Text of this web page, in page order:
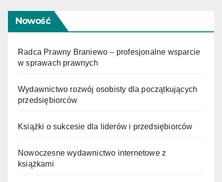
Nowość
Radca Prawny Braniewo – profesjonalne wsparcie
w sprawach prawnych
Wydawnictwo rozwój osobisty dla początkujących
przedsiębiorców
Książki o sukcesie dla liderów i przedsiębiorców
Nowoczesne wydawnictwo internetowe z
książkami